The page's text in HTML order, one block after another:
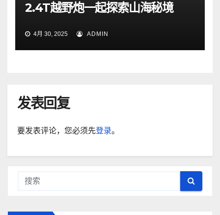
2.4T越野炮一起探索山海秘境
4月 30, 2025 ADMIN
发表回复
要发表评论，您必须先登录。